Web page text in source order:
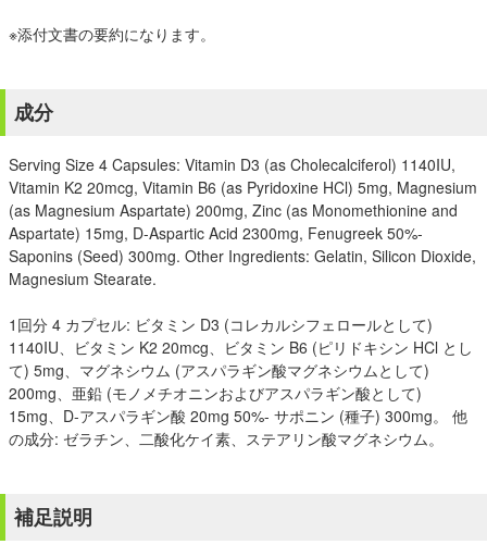
※添付文書の要約になります。
成分
Serving Size 4 Capsules: Vitamin D3 (as Cholecalciferol) 1140IU,
Vitamin K2 20mcg, Vitamin B6 (as Pyridoxine HCl) 5mg, Magnesium
(as Magnesium Aspartate) 200mg, Zinc (as Monomethionine and
Aspartate) 15mg, D-Aspartic Acid 2300mg, Fenugreek 50%-
Saponins (Seed) 300mg. Other Ingredients: Gelatin, Silicon Dioxide,
Magnesium Stearate.
1回分 4 カプセル: ビタミン D3 (コレカルシフェロールとして)
1140IU、ビタミン K2 20mcg、ビタミン B6 (ピリドキシン HCl とし
て) 5mg、マグネシウム (アスパラギン酸マグネシウムとして)
200mg、亜鉛 (モノメチオニンおよびアスパラギン酸として)
15mg、D-アスパラギン酸 20mg 50%- サポニン (種子) 300mg。 他
の成分: ゼラチン、二酸化ケイ素、ステアリン酸マグネシウム。
補足説明